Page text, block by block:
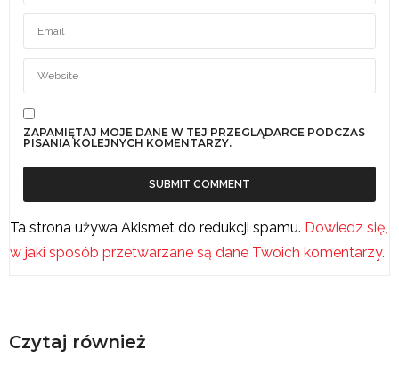
ZAPAMIĘTAJ MOJE DANE W TEJ PRZEGLĄDARCE PODCZAS
PISANIA KOLEJNYCH KOMENTARZY.
Ta strona używa Akismet do redukcji spamu. Dowiedz się,
w jaki sposób przetwarzane są dane Twoich komentarzy.
Czytaj również